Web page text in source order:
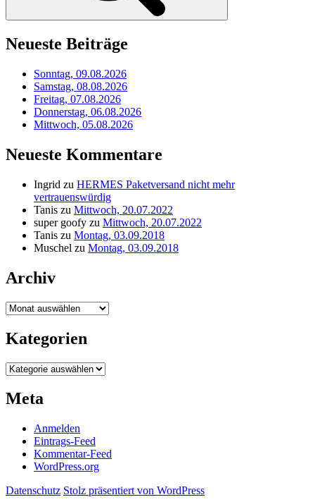
Neueste Beiträge
Sonntag, 09.08.2026
Samstag, 08.08.2026
Freitag, 07.08.2026
Donnerstag, 06.08.2026
Mittwoch, 05.08.2026
Neueste Kommentare
Ingrid zu HERMES Paketversand nicht mehr
vertrauenswürdig
Tanis zu Mittwoch, 20.07.2022
super goofy zu Mittwoch, 20.07.2022
Tanis zu Montag, 03.09.2018
Muschel zu Montag, 03.09.2018
Archiv
Archiv
Kategorien
Kategorien
Meta
Anmelden
Eintrags-Feed
Kommentar-Feed
WordPress.org
Datenschutz Stolz präsentiert von WordPress